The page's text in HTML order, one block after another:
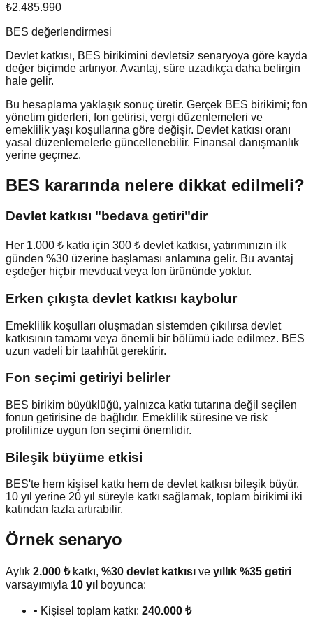
₺2.485.990
BES değerlendirmesi
Devlet katkısı, BES birikimini devletsiz senaryoya göre kayda
değer biçimde artırıyor. Avantaj, süre uzadıkça daha belirgin
hale gelir.
Bu hesaplama yaklaşık sonuç üretir. Gerçek BES birikimi; fon
yönetim giderleri, fon getirisi, vergi düzenlemeleri ve
emeklilik yaşı koşullarına göre değişir. Devlet katkısı oranı
yasal düzenlemelerle güncellenebilir. Finansal danışmanlık
yerine geçmez.
BES kararında nelere dikkat edilmeli?
Devlet katkısı "bedava getiri"dir
Her 1.000 ₺ katkı için 300 ₺ devlet katkısı, yatırımınızın ilk
günden %30 üzerine başlaması anlamına gelir. Bu avantaj
eşdeğer hiçbir mevduat veya fon ürününde yoktur.
Erken çıkışta devlet katkısı kaybolur
Emeklilik koşulları oluşmadan sistemden çıkılırsa devlet
katkısının tamamı veya önemli bir bölümü iade edilmez. BES
uzun vadeli bir taahhüt gerektirir.
Fon seçimi getiriyi belirler
BES birikim büyüklüğü, yalnızca katkı tutarına değil seçilen
fonun getirisine de bağlıdır. Emeklilik süresine ve risk
profilinize uygun fon seçimi önemlidir.
Bileşik büyüme etkisi
BES'te hem kişisel katkı hem de devlet katkısı bileşik büyür.
10 yıl yerine 20 yıl süreyle katkı sağlamak, toplam birikimi iki
katından fazla artırabilir.
Örnek senaryo
Aylık 2.000 ₺katkı, %30 devlet katkısı ve yıllık %35 getiri
varsayımıyla 10 yıl boyunca:
• Kişisel toplam katkı: 240.000 ₺